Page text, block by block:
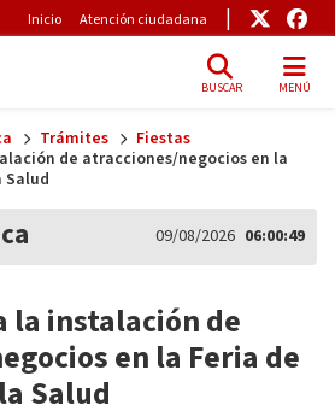
Pre-Header
Inicio Atención ciudadana Enlace
BUSCAR MENÚ
Trámites
Fiestas
de atracciones/negocios en la
Salud
09/08/2026 06:00:50
la instalación de
en la Feria de
Salud